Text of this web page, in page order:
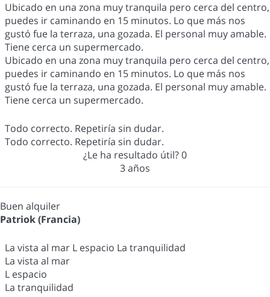
Ubicado en una zona muy tranquila pero cerca del centro,
puedes ir caminando en 15 minutos. Lo que más nos
gustó fue la terraza, una gozada. El personal muy amable.
Tiene cerca un supermercado.
Ubicado en una zona muy tranquila pero cerca del centro,
puedes ir caminando en 15 minutos. Lo que más nos
gustó fue la terraza, una gozada. El personal muy amable.
Tiene cerca un supermercado.
Todo correcto. Repetiría sin dudar.
Todo correcto. Repetiría sin dudar.
¿Le ha resultado útil?0
3 años
Buen alquiler
Patriok (Francia)
La vista al mar L espacio La tranquilidad
La vista al mar
L espacio
La tranquilidad